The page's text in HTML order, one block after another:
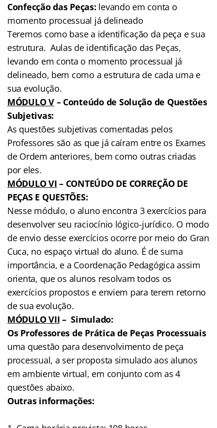
Confecção das Peças: levando em conta o
momento processual já delineado
Teremos como base a identificação da peça e sua
estrutura. Aulas de identificação das Peças,
levando em conta o momento processual já
delineado, bem como a estrutura de cada uma e
sua evolução.
MÓDULO V– Conteúdo de Solução de Questões
Subjetivas:
As questões subjetivas comentadas pelos
Professores são as que já caíram entre os Exames
de Ordem anteriores, bem como outras criadas
por eles.
MÓDULO VI – CONTEÚDO DE CORREÇÃO DE
PEÇAS E QUESTÕES:
Nesse módulo, o aluno encontra 3 exercícios para
desenvolver seu raciocínio lógico-jurídico. O modo
de envio desse exercícios ocorre por meio do Gran
Cuca, no espaço virtual do aluno. É de suma
importância, e a Coordenação Pedagógica assim
orienta, que os alunos resolvam todos os
exercícios propostos e enviem para terem retorno
de sua evolução.
MÓDULO VII – Simulado:
Os Professores de Prática de Peças Processuais
uma questão para desenvolvimento de peça
processual, a ser proposta simulado aos alunos
em ambiente virtual, em conjunto com as 4
questões abaixo.
Outras informações: